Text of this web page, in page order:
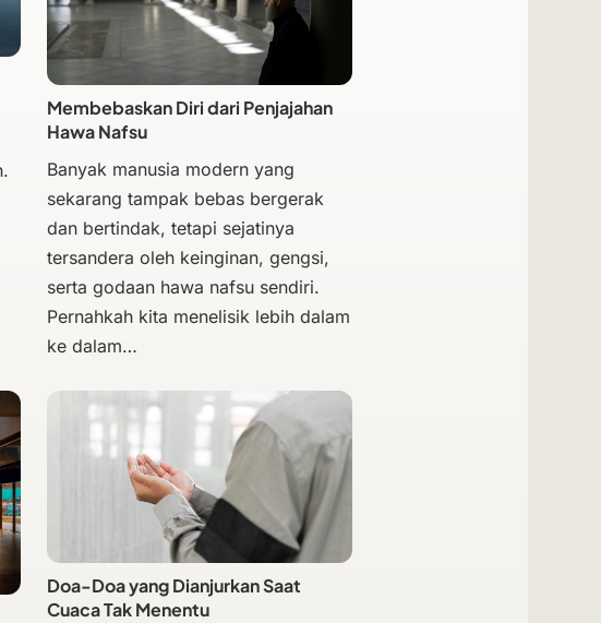
Membebaskan Diri dari Penjajahan
Hawa Nafsu
Banyak manusia modern yang
sekarang tampak bebas bergerak
dan bertindak, tetapi sejatinya
tersandera oleh keinginan, gengsi,
serta godaan hawa nafsu sendiri.
Pernahkah kita menelisik lebih dalam
ke dalam…
Doa-Doa yang Dianjurkan Saat
Cuaca Tak Menentu